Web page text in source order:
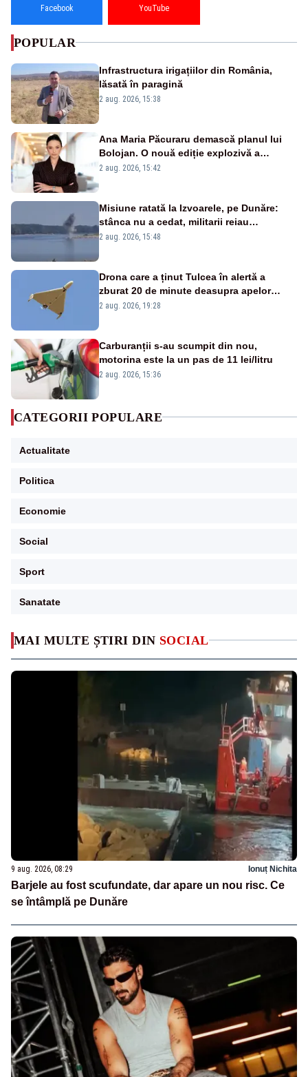
MAI MULTE ȘTIRI DIN SOCIAL
9 aug. 2026, 08:29 Ionuț Nichita
Barjele au fost scufundate, dar apare un nou risc. Ce
se întâmplă pe Dunăre
Facebook YouTube
POPULAR
Infrastructura irigațiilor din România,
lăsată în paragină
2 aug. 2026, 15:38
Ana Maria Păcuraru demască planul lui
Bolojan. O nouă ediție explozivă a
emisiunii „Miza Zilei” la Realitatea PLUS
2 aug. 2026, 15:42
Misiune ratată la Izvoarele, pe Dunăre:
stânca nu a cedat, militarii reiau
detonările luni – VIDEO
2 aug. 2026, 15:48
Drona care a ținut Tulcea în alertă a
zburat 20 de minute deasupra apelor
României. Au fost ridicate două F-16
2 aug. 2026, 19:28
Carburanții s-au scumpit din nou,
motorina este la un pas de 11 lei/litru
2 aug. 2026, 15:36
CATEGORII POPULARE
Actualitate
Politica
Economie
Social
Sport
Sanatate